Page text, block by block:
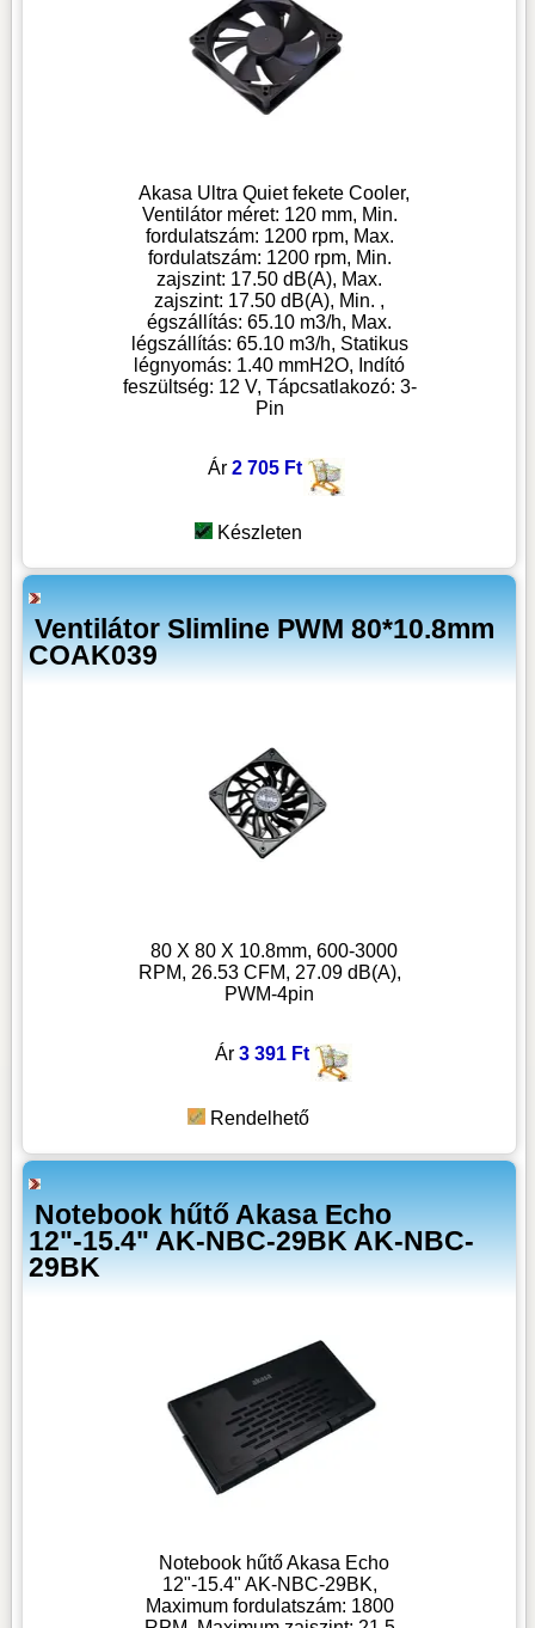
Akasa Ultra Quiet fekete Cooler,
Ventilátor méret: 120 mm, Min.
fordulatszám: 1200 rpm, Max.
fordulatszám: 1200 rpm, Min.
zajszint: 17.50 dB(A), Max.
zajszint: 17.50 dB(A), Min. ,
égszállítás: 65.10 m3/h, Max.
légszállítás: 65.10 m3/h, Statikus
légnyomás: 1.40 mmH2O, Indító
feszültség: 12 V, Tápcsatlakozó: 3-
Pin
Ár 2 705 Ft
Készleten
Ventilátor Slimline PWM 80*10.8mm
COAK039
80 X 80 X 10.8mm, 600-3000
RPM, 26.53 CFM, 27.09 dB(A),
PWM-4pin
Ár 3 391 Ft
Rendelhető
Notebook hűtő Akasa Echo
12"-15.4" AK-NBC-29BK AK-NBC-
29BK
Notebook hűtő Akasa Echo
12"-15.4" AK-NBC-29BK,
Maximum fordulatszám: 1800